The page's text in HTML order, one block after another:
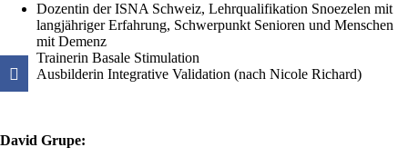
Dozentin der ISNA Schweiz, Lehrqualifikation Snoezelen mit
langjähriger Erfahrung, Schwerpunkt Senioren und Menschen
mit Demenz
Trainerin Basale Stimulation
Ausbilderin Integrative Validation (nach Nicole Richard)
David Grupe: